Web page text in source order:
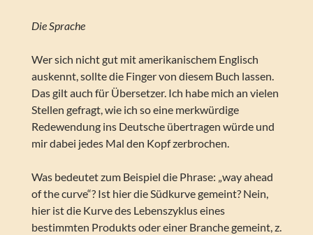
Die Sprache
Wer sich nicht gut mit amerikanischem Englisch
auskennt, sollte die Finger von diesem Buch lassen.
Das gilt auch für Übersetzer. Ich habe mich an vielen
Stellen gefragt, wie ich so eine merkwürdige
Redewendung ins Deutsche übertragen würde und
mir dabei jedes Mal den Kopf zerbrochen.
Was bedeutet zum Beispiel die Phrase: „way ahead
of the curve“? Ist hier die Südkurve gemeint? Nein,
hier ist die Kurve des Lebenszyklus eines
bestimmten Produkts oder einer Branche gemeint, z.